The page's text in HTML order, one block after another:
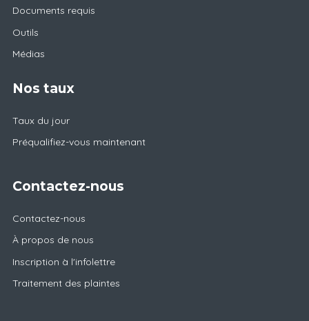
Documents requis
Outils
Médias
Nos taux
Taux du jour
Préqualifiez-vous maintenant
Contactez-nous
Contactez-nous
À propos de nous
Inscription à l'infolettre
Traitement des plaintes